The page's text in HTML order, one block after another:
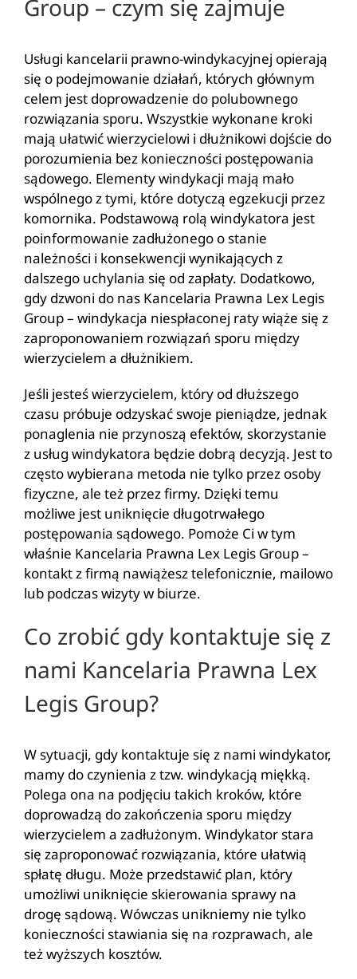
Group – czym się zajmuje
Usługi kancelarii prawno-windykacyjnej opierają
się o podejmowanie działań, których głównym
celem jest doprowadzenie do polubownego
rozwiązania sporu. Wszystkie wykonane kroki
mają ułatwić wierzycielowi i dłużnikowi dojście do
porozumienia bez konieczności postępowania
sądowego. Elementy windykacji mają mało
wspólnego z tymi, które dotyczą egzekucji przez
komornika. Podstawową rolą windykatora jest
poinformowanie zadłużonego o stanie
należności i konsekwencji wynikających z
dalszego uchylania się od zapłaty. Dodatkowo,
gdy dzwoni do nas Kancelaria Prawna Lex Legis
Group – windykacja niespłaconej raty wiąże się z
zaproponowaniem rozwiązań sporu między
wierzycielem a dłużnikiem.
Jeśli jesteś wierzycielem, który od dłuższego
czasu próbuje odzyskać swoje pieniądze, jednak
ponaglenia nie przynoszą efektów, skorzystanie
z usług windykatora będzie dobrą decyzją. Jest to
często wybierana metoda nie tylko przez osoby
fizyczne, ale też przez firmy. Dzięki temu
możliwe jest uniknięcie długotrwałego
postępowania sądowego. Pomoże Ci w tym
właśnie Kancelaria Prawna Lex Legis Group –
kontakt z firmą nawiążesz telefonicznie, mailowo
lub podczas wizyty w biurze.
Co zrobić gdy kontaktuje się z
nami Kancelaria Prawna Lex
Legis Group?
W sytuacji, gdy kontaktuje się z nami windykator,
mamy do czynienia z tzw. windykacją miękką.
Polega ona na podjęciu takich kroków, które
doprowadzą do zakończenia sporu między
wierzycielem a zadłużonym. Windykator stara
się zaproponować rozwiązania, które ułatwią
spłatę długu. Może przedstawić plan, który
umożliwi uniknięcie skierowania sprawy na
drogę sądową. Wówczas unikniemy nie tylko
konieczności stawiania się na rozprawach, ale
też wyższych kosztów.